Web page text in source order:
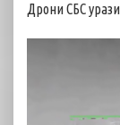
Дрони СБС